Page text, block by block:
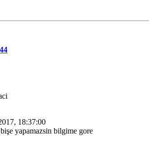
18:37:00
yapamazsin bilgime gore